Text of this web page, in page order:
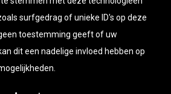
surfgedrag of unieke ID's op deze
toestemming geeft of uw
dit een nadelige invloed hebben op
langskomen?
Raimondo 06 215 412 53